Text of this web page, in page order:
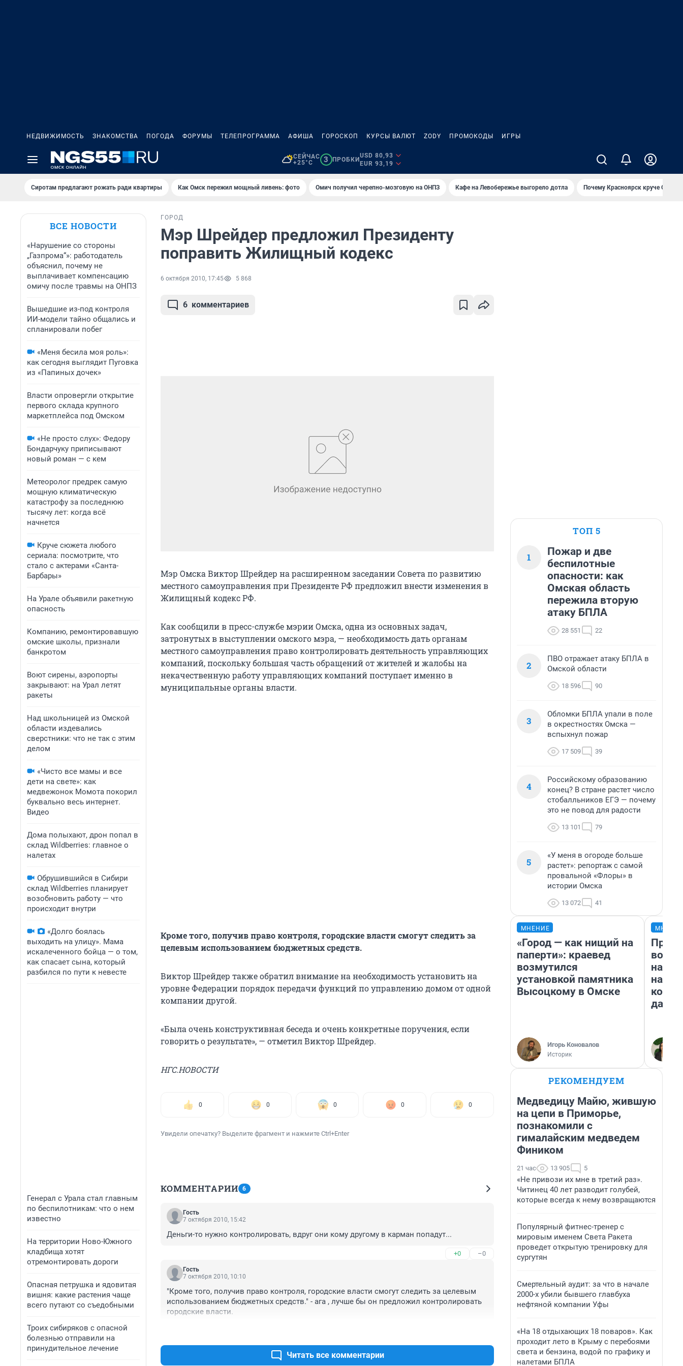
НЕДВИЖИМОСТЬ ЗНАКОМСТВА ПОГОДА ФОРУМЫ ТЕЛЕПРОГРАММА АФИША ГОРОСКОП КУРСЫ ВАЛЮТ ZODY ПРОМОКОДЫ ИГРЫ
СЕЙЧАС
+25°C
3 ПРОБКИ
USD 80,93
EUR 93,19
Сиротам предлагают рожать ради квартиры Как Омск пережил мощный ливень: фото Омич получил черепно-мозговую на ОНПЗ Кафе на Левобережье выгорело дотла Почему Красноярск круче Омска
ВСЕ НОВОСТИ
«Нарушение со стороны
„Газпрома“»: работодатель
объяснил, почему не
выплачивает компенсацию
омичу после травмы на ОНПЗ
Вышедшие из-под контроля
ИИ-модели тайно общались и
спланировали побег
«Меня бесила моя роль»:
как сегодня выглядит Пуговка
из «Папиных дочек»
Власти опровергли открытие
первого склада крупного
маркетплейса под Омском
«Не просто слух»: Федору
Бондарчуку приписывают
новый роман — с кем
Метеоролог предрек самую
мощную климатическую
катастрофу за последнюю
тысячу лет: когда всё
начнется
Круче сюжета любого
сериала: посмотрите, что
стало с актерами «Санта-
Барбары»
На Урале объявили ракетную
опасность
Компанию, ремонтировавшую
омские школы, признали
банкротом
Воют сирены, аэропорты
закрывают: на Урал летят
ракеты
Над школьницей из Омской
области издевались
сверстники: что не так с этим
делом
«Чисто все мамы и все
дети на свете»: как
медвежонок Момота покорил
буквально весь интернет.
Видео
Дома полыхают, дрон попал в
склад Wildberries: главное о
налетах
Обрушившийся в Сибири
склад Wildberries планирует
возобновить работу — что
происходит внутри
«Долго боялась
выходить на улицу». Мама
искалеченного бойца — о том,
как спасает сына, который
разбился по пути к невесте
Генерал с Урала стал главным
по беспилотникам: что о нем
известно
На территории Ново-Южного
кладбища хотят
отремонтировать дороги
Опасная петрушка и ядовитая
вишня: какие растения чаще
всего путают со съедобными
Троих сибиряков с опасной
болезнью отправили на
принудительное лечение
ГОРОД
Мэр Шрейдер предложил Президенту
поправить Жилищный кодекс
6 октября 2010, 17:45 5 868
6 комментариев
Мэр Омска Виктор Шрейдер на расширенном заседании Совета по развитию
местного самоуправления при Президенте РФ предложил внести изменения в
Жилищный кодекс РФ.
Как сообщили в пресс-службе мэрии Омска, одна из основных задач,
затронутых в выступлении омского мэра, — необходимость дать органам
местного самоуправления право контролировать деятельность управляющих
компаний, поскольку большая часть обращений от жителей и жалобы на
некачественную работу управляющих компаний поступает именно в
муниципальные органы власти.
Кроме того, получив право контроля, городские власти смогут следить за
целевым использованием бюджетных средств.
Виктор Шрейдер также обратил внимание на необходимость установить на
уровне Федерации порядок передачи функций по управлению домом от одной
компании другой.
«Была очень конструктивная беседа и очень конкретные поручения, если
говорить о результате», — отметил Виктор Шрейдер.
НГС.НОВОСТИ
0 0 0 0 0
Увидели опечатку? Выделите фрагмент и нажмите Ctrl+Enter
КОММЕНТАРИИ 6
Гость
7 октября 2010, 15:42
Деньги-то нужно контролировать, вдруг они кому другому в карман попадут...
+0 –0
Гость
7 октября 2010, 10:10
"Кроме того, получив право контроля, городские власти смогут следить за целевым
использованием бюджетных средств." - ага , лучше бы он предложил контролировать
городские власти.
Читать все комментарии
ТОП 5
1
Пожар и две
беспилотные
опасности: как
Омская область
пережила вторую
атаку БПЛА
28 551 22
2
ПВО отражает атаку БПЛА в
Омской области
18 596 90
3
Обломки БПЛА упали в поле
в окрестностях Омска —
вспыхнул пожар
17 509 39
4
Российскому образованию
конец? В стране растет число
стобалльников ЕГЭ — почему
это не повод для радости
13 101 79
5
«У меня в огороде больше
растет»: репортаж с самой
провальной «Флоры» в
истории Омска
13 072 41
МНЕНИЕ
«Город — как нищий на
паперти»: краевед
возмутился
установкой памятника
Высоцкому в Омске
Игорь Коновалов
Историк
нам
даже
РЕКОМЕНДУЕМ
Медведицу Майю, жившую
на цепи в Приморье,
познакомили с
гималайским медведем
Фиником
21 час 13 905 5
«Не привози их мне в третий раз».
Читинец 40 лет разводит голубей,
которые всегда к нему возвращаются
Популярный фитнес-тренер с
мировым именем Света Ракета
проведет открытую тренировку для
сургутян
Смертельный аудит: за что в начале
2000-х убили бывшего главбуха
нефтяной компании Уфы
«На 18 отдыхающих 18 поваров». Как
проходит лето в Крыму с перебоями
света и бензина, водой по графику и
налетами БПЛА